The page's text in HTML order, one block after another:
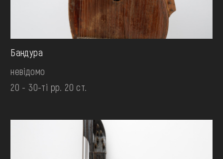
Бандура
невідомо
20 - 30-ті рр. 20 ст.